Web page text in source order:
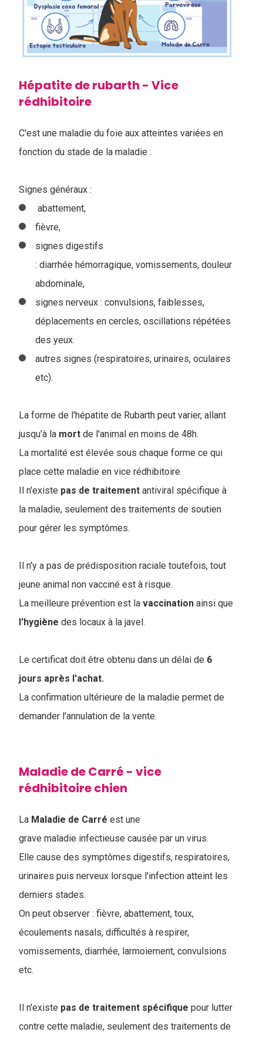
Hépatite de rubarth - Vice
rédhibitoire
C'est une maladie du foie aux atteintes variées en
fonction du stade de la maladie :
Signes généraux :
abattement,
fièvre,
signes digestifs
: diarrhée hémorragique, vomissements, douleur
abdominale,
signes nerveux : convulsions, faiblesses,
déplacements en cercles, oscillations répétées
des yeux.
autres signes (respiratoires, urinaires, oculaires
etc).
La forme de l'hépatite de Rubarth peut varier, allant
jusqu'à la mort de l'animal en moins de 48h.
La mortalité est élevée sous chaque forme ce qui
place cette maladie en vice rédhibitoire.
Il n'existe pas de traitement antiviral spécifique à
la maladie, seulement des traitements de soutien
pour gérer les symptômes.
Il n'y a pas de prédisposition raciale toutefois, tout
jeune animal non vacciné est à risque.
La meilleure prévention est la vaccination ainsi que
l'hygiène des locaux à la javel.
Le certificat doit être obtenu dans un délai de 6
jours après l'achat.
La confirmation ultérieure de la maladie permet de
demander l'annulation de la vente.
Maladie de Carré - vice
rédhibitoire chien
La Maladie de Carré est une
grave maladie infectieuse causée par un virus.
Elle cause des symptômes digestifs, respiratoires,
urinaires puis nerveux lorsque l'infection atteint les
derniers stades.
On peut observer : fièvre, abattement, toux,
écoulements nasals, difficultés à respirer,
vomissements, diarrhée, larmoiement, convulsions
etc.
Il n'existe pas de traitement spécifique pour lutter
contre cette maladie, seulement des traitements de